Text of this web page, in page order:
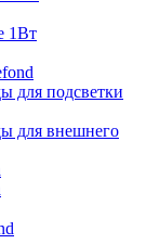
1Вт
для подсветки
для внешнего